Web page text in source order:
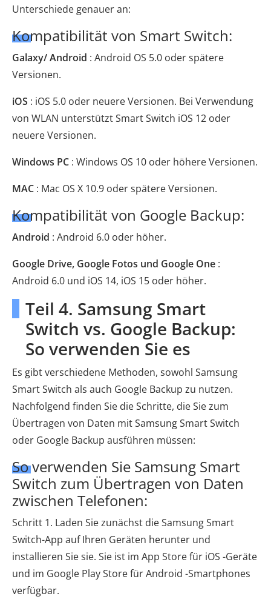
Unterschiede genauer an:
Kompatibilität von Smart Switch:
Galaxy/ Android : Android OS 5.0 oder spätere
Versionen.
iOS : iOS 5.0 oder neuere Versionen. Bei Verwendung
von WLAN unterstützt Smart Switch iOS 12 oder
neuere Versionen.
Windows PC : Windows OS 10 oder höhere Versionen.
MAC : Mac OS X 10.9 oder spätere Versionen.
Kompatibilität von Google Backup:
Android : Android 6.0 oder höher.
Google Drive, Google Fotos und Google One :
Android 6.0 und iOS 14, iOS 15 oder höher.
Teil 4. Samsung Smart
Switch vs. Google Backup:
So verwenden Sie es
Es gibt verschiedene Methoden, sowohl Samsung
Smart Switch als auch Google Backup zu nutzen.
Nachfolgend finden Sie die Schritte, die Sie zum
Übertragen von Daten mit Samsung Smart Switch
oder Google Backup ausführen müssen:
So verwenden Sie Samsung Smart
Switch zum Übertragen von Daten
zwischen Telefonen:
Schritt 1. Laden Sie zunächst die Samsung Smart
Switch-App auf Ihren Geräten herunter und
installieren Sie sie. Sie ist im App Store für iOS -Geräte
und im Google Play Store für Android -Smartphones
verfügbar.